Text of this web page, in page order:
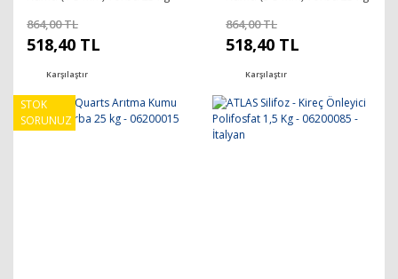
864,00 TL
518,40 TL
Karşılaştır
864,00 TL
518,40 TL
Karşılaştır
STOK
SORUNUZ